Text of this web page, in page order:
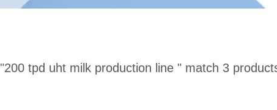
"200 tpd uht milk production line " match 3